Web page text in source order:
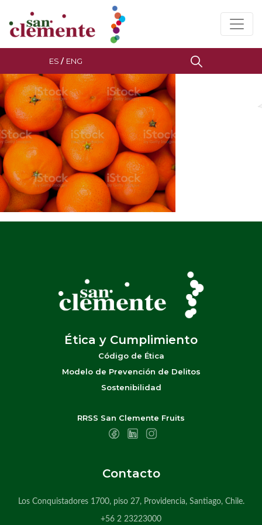
ES / ENG
Ética y Cumplimiento
Código de Ética
Modelo de Prevención de Delitos
Sostenibilidad
RRSS San Clemente Fruits
Contacto
Los Conquistadores 1700, piso 27, Providencia, Santiago, Chile.
+56 2 23223000